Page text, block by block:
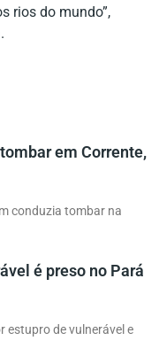
rios do mundo”,
em Corrente,
conduzia tombar na
é preso no Pará
estupro de vulnerável e